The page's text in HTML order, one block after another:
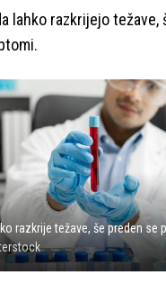
lahko razkrijejo težave,
razkrije težave, še preden